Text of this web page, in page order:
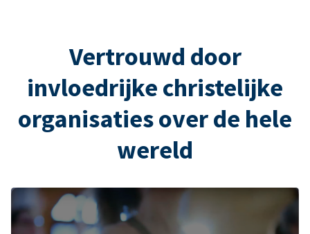
Vertrouwd door
invloedrijke christelijke
organisaties over de hele
wereld